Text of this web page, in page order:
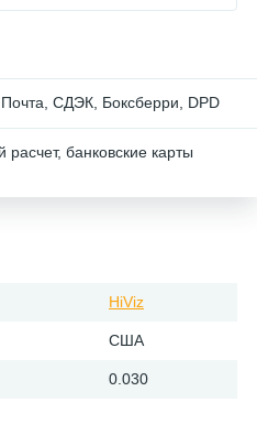
СДЭК, Боксберри, DPD
банковские карты
HiViz
США
0.030